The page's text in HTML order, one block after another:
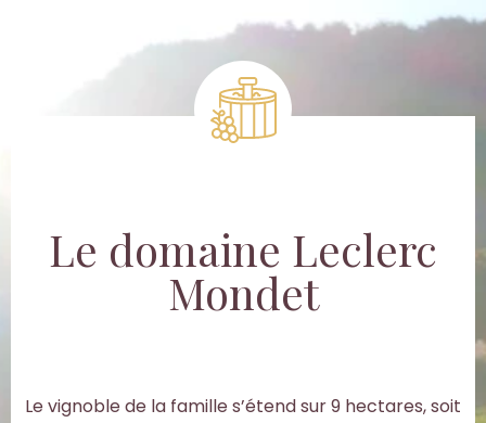
Le domaine Leclerc
Mondet
Le vignoble de la famille s’étend sur 9 hectares, soit